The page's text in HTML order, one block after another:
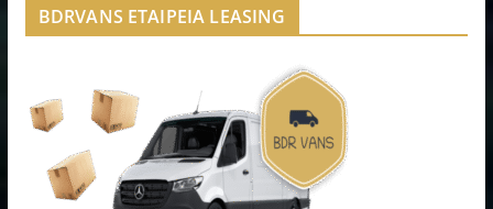
BDRVANS ΕΤΑΙΡΕΙΑ LEASING